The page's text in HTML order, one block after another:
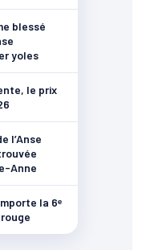
blessé
yoles
le prix
l’Anse
Anne
la 6ᵉ